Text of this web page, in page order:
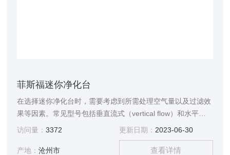
菲斯福迷你净化台
在选择迷你净化台时，需要考虑到所需处理空气量以及过滤效
果等因素。常见型号包括垂直流式（vertical flow）和水平流
式（horizontal flow）两种类型。垂直流式是将进入机器顶部
出干燥无菌纯洁风，并形成负压状态；而水平流式则通过侧面
访问量：3372 更新日期： 2023-06-30
产地：沧州市 查看详情